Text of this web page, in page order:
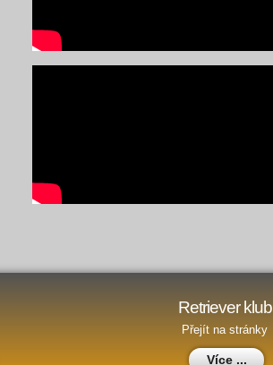
Retriever klub
Přejít na stránky
Více ...